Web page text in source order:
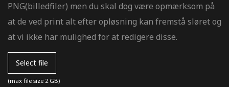
PNG(billedfiler) men du skal dog være opmærksom på
at de ved print alt efter opløsning kan fremstå sløret og
at vi ikke har mulighed for at redigere disse.
Select file
(max file size 2 GB)